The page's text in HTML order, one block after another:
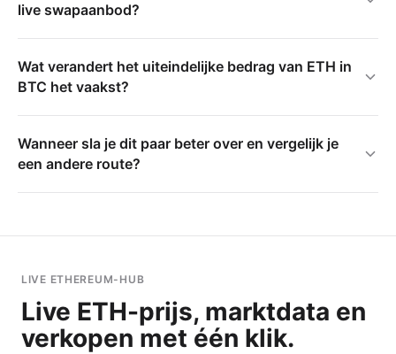
live swapaanbod?
Wat verandert het uiteindelijke bedrag van ETH in
BTC het vaakst?
Wanneer sla je dit paar beter over en vergelijk je
een andere route?
LIVE ETHEREUM-HUB
Live ETH-prijs, marktdata en
verkopen met één klik.